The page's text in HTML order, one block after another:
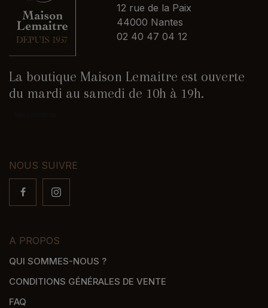
12 rue de la Paix
44000 Nantes
02 40 47 04 12
La boutique Maison Lemaitre est ouverte
du mardi au samedi de 10h à 19h.
NOUS SUIVRE
A PROPOS
QUI SOMMES-NOUS ?
CONDITIONS GÉNÉRALES DE VENTE
FAQ